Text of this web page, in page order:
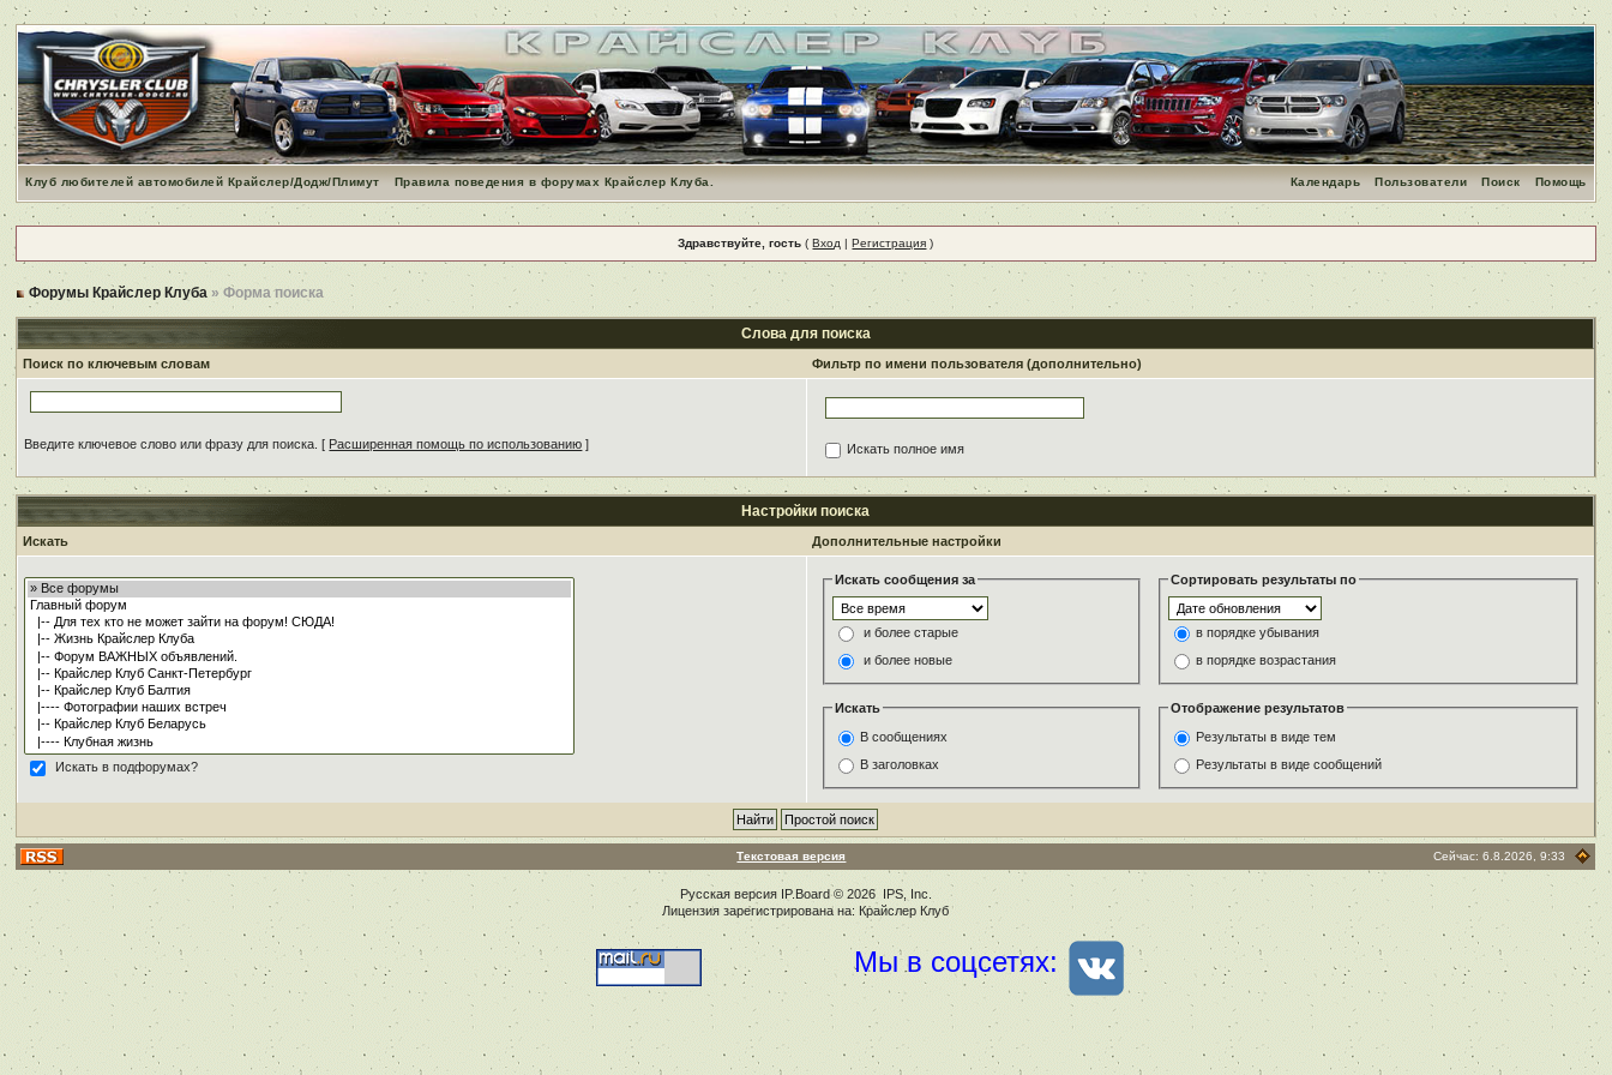
Клуб любителей автомобилей Крайслер/Додж/Плимут Правила поведения в форумах Крайслер Клуба. Помощь
Поиск
Пользователи
Календарь
Здравствуйте, гость (Вход |Регистрация )
Форумы Крайслер Клуба » Форма поиска
Слова для поиска
Поиск по ключевым словам Фильтр по имени пользователя (дополнительно)
Введите ключевое слово или фразу для поиска. [ Расширенная помощь по использованию ] Искать полное имя
Настройки поиска
Искать Дополнительные настройки
Искать в подфорумах?
Искать сообщения за
и более старые
и более новые
Сортировать результаты по
в порядке убывания
в порядке возрастания
Искать
В сообщениях
В заголовках
Отображение результатов
Результаты в виде тем
Результаты в виде сообщений
Текстовая версия Сейчас: 6.8.2026, 9:33
Русская версия IP.Board© 2026 IPS, Inc
Лицензия зарегистрирована на: Крайслер Клуб
Мы в соцсетях: